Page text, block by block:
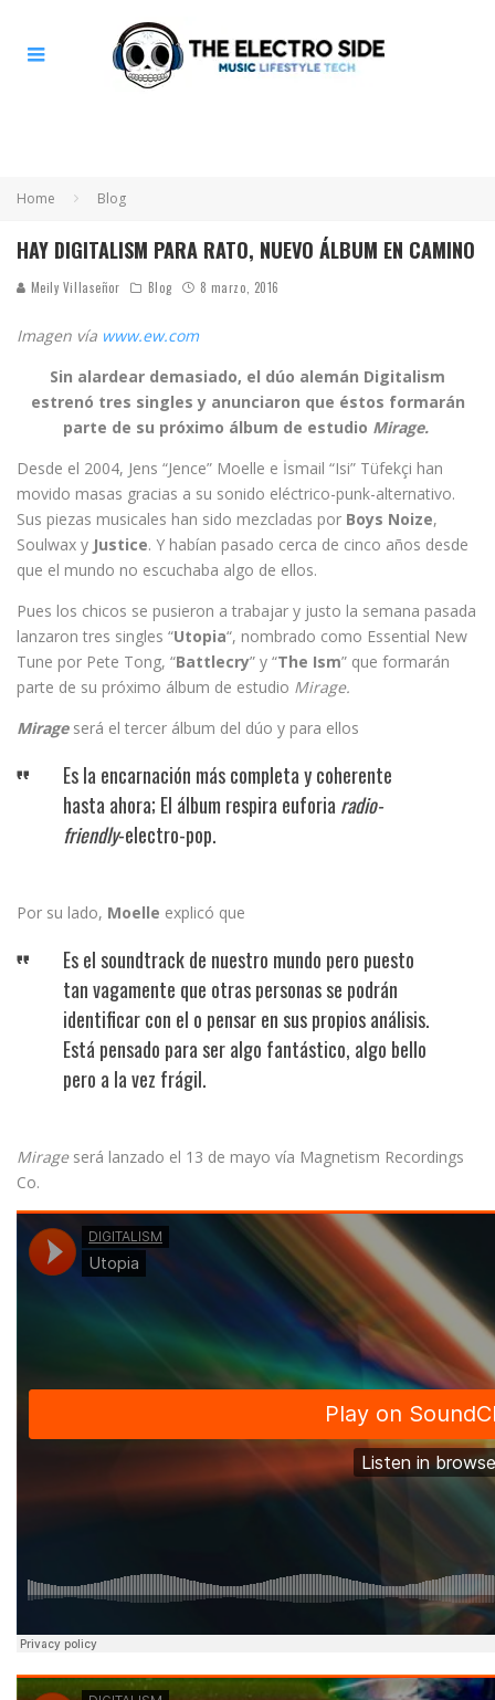
Home Blog
HAY DIGITALISM PARA RATO, NUEVO ÁLBUM EN CAMINO
Meily Villaseñor Blog 8 marzo, 2016
Imagen vía www.ew.com
Sin alardear demasiado, el dúo alemán Digitalism
estrenó tres singles y anunciaron que éstos formarán
parte de su próximo álbum de estudio Mirage.
Desde el 2004, Jens “Jence” Moelle e İsmail “Isi” Tüfekçi han
movido masas gracias a su sonido eléctrico-punk-alternativo.
Sus piezas musicales han sido mezcladas por Boys Noize,
Soulwax y Justice. Y habían pasado cerca de cinco años desde
que el mundo no escuchaba algo de ellos.
Pues los chicos se pusieron a trabajar y justo la semana pasada
lanzaron tres singles “Utopia“, nombrado como Essential New
Tune por Pete Tong, “Battlecry” y “The Ism” que formarán
parte de su próximo álbum de estudio Mirage.
Mirageserá el tercer álbum del dúo y para ellos
Es la encarnación más completa y coherente
hasta ahora; El álbum respira euforia radio-
friendly-electro-pop.
Por su lado, Moelle explicó que
Es el soundtrack de nuestro mundo pero puesto
tan vagamente que otras personas se podrán
identificar con el o pensar en sus propios análisis.
Está pensado para ser algo fantástico, algo bello
pero a la vez frágil.
Mirage será lanzado el 13 de mayo vía Magnetism Recordings
Co.